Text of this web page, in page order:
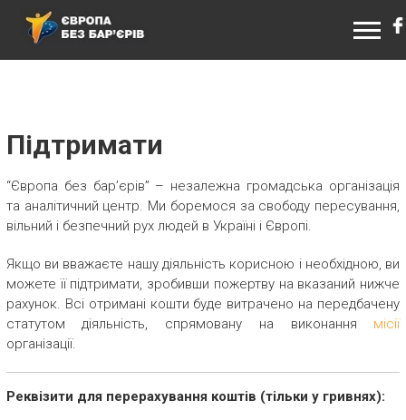
ЄВРОПА БЕЗ БАР’ЄРІВ
Підтримати
“Європа без бар’єрів” – незалежна громадська організація
та аналітичний центр. Ми боремося за свободу пересування,
вільний і безпечний рух людей в Україні і Європі.
Якщо ви вважаєте нашу діяльність корисною і необхідною, ви
можете її підтримати, зробивши пожертву на вказаний нижче
рахунок. Всі отримані кошти буде витрачено на передбачену
статутом діяльність, спрямовану на виконання місії
організації.
Реквізити для перерахування коштів (тільки у гривнях):